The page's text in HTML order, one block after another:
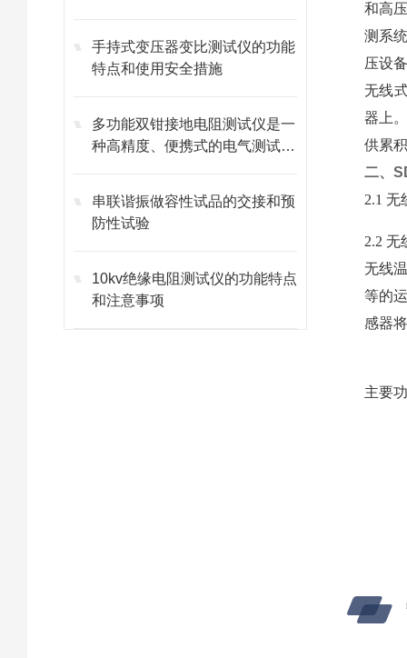
手持式变压器变比测试仪的功能
特点和使用安全措施
多功能双钳接地电阻测试仪是一
种高精度、便携式的电气测试设
串联谐振做容性试品的交接和预
防性试验
10kv绝缘电阻测试仪的功能特点
和注意事项
和高
测系
压设
无线
器上
供累
二、
2.1 无
2.2 无
无线
等的
感器
主要